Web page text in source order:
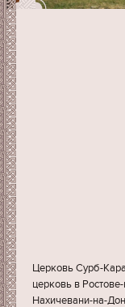
Церковь Сурб-
церковь в
Нахичевани-на-